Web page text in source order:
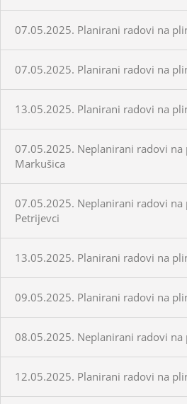
07.05.2025. Planirani radovi na
07.05.2025. Planirani radovi na
13.05.2025. Planirani radovi na
07.05.2025. Neplanirani radovi na
Markušica
07.05.2025. Neplanirani radovi na
Petrijevci
13.05.2025. Planirani radovi na
09.05.2025. Planirani radovi na
08.05.2025. Neplanirani radovi na
12.05.2025. Planirani radovi na